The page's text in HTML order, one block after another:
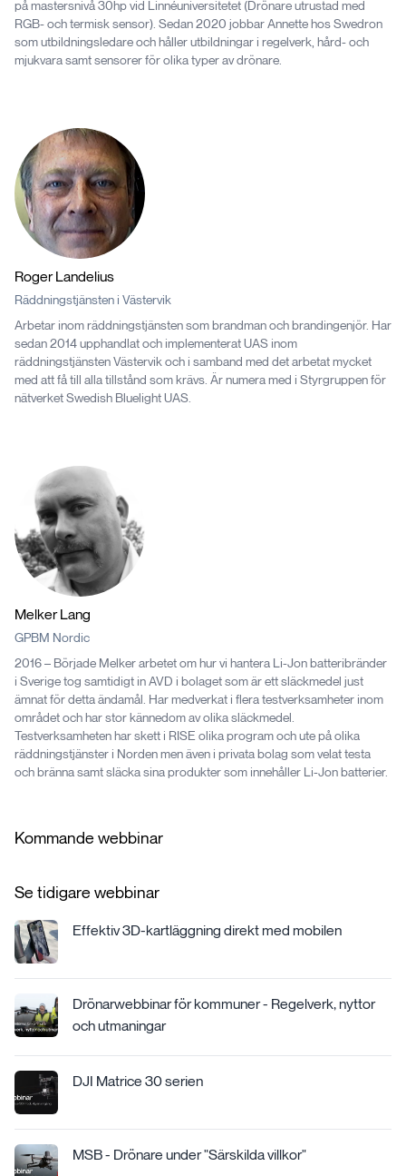
på mastersnivå 30hp vid Linnéuniversitetet (Drönare utrustad med
RGB- och termisk sensor). Sedan 2020 jobbar Annette hos Swedron
som utbildningsledare och håller utbildningar i regelverk, hård- och
mjukvara samt sensorer för olika typer av drönare.
Roger Landelius
Räddningstjänsten i Västervik
Arbetar inom räddningstjänsten som brandman och brandingenjör. Har
sedan 2014 upphandlat och implementerat UAS inom
räddningstjänsten Västervik och i samband med det arbetat mycket
med att få till alla tillstånd som krävs. Är numera med i Styrgruppen för
nätverket Swedish Bluelight UAS.
Melker Lang
GPBM Nordic
2016 – Började Melker arbetet om hur vi hantera Li-Jon batteribränder
i Sverige tog samtidigt in AVD i bolaget som är ett släckmedel just
ämnat för detta ändamål. Har medverkat i flera testverksamheter inom
området och har stor kännedom av olika släckmedel.
Testverksamheten har skett i RISE olika program och ute på olika
räddningstjänster i Norden men även i privata bolag som velat testa
och bränna samt släcka sina produkter som innehåller Li-Jon batterier.
Kommande webbinar
Se tidigare webbinar
Effektiv 3D-kartläggning direkt med mobilen
Drönarwebbinar för kommuner - Regelverk, nyttor
och utmaningar
DJI Matrice 30 serien
MSB - Drönare under "Särskilda villkor"